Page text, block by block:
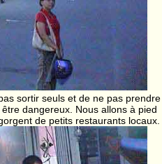
sortir seuls et de ne pas prendre
dangereux. Nous allons à pied
de petits restaurants locaux.